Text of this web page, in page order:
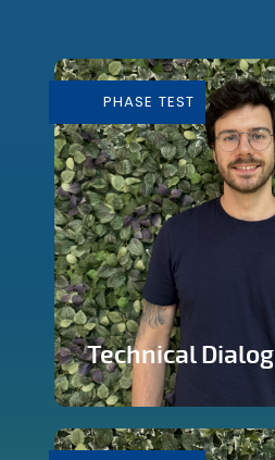
durable
En savoir plus
PHASE TEST
Technical Dialog
artistique